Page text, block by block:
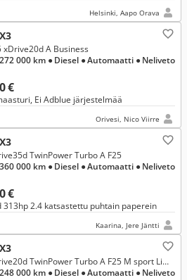
Helsinki, Aapo Orava
€
xDrive20d A Business
000 km ● Diesel ● Automaatti ● Neliveto
Ei Adblue järjestelmää
Orivesi, Nico Viirre
€
TwinPower Turbo A F25
000 km ● Diesel ● Automaatti ● Neliveto
Luotettava x3 seuraavalle 35d 313hp 2.4 katsastettu puhtain paperein
Kaarina, Jere Jäntti
2,0, xDrive20d TwinPower Turbo A F25 M sport Limited Navi ** Muistinahat / Hifi / Prof. Navi / Koukku / Comfort Acces **
000 km ● Diesel ● Automaatti ● Neliveto